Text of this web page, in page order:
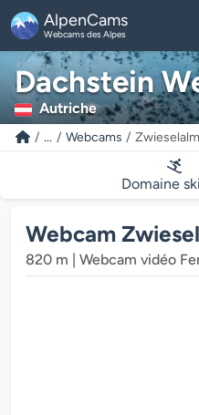
AlpenCams
Webcams des Alpes
Dachstein
Autriche
... Webcams
Domaine
Webcam
820 m | Webcam vidéo